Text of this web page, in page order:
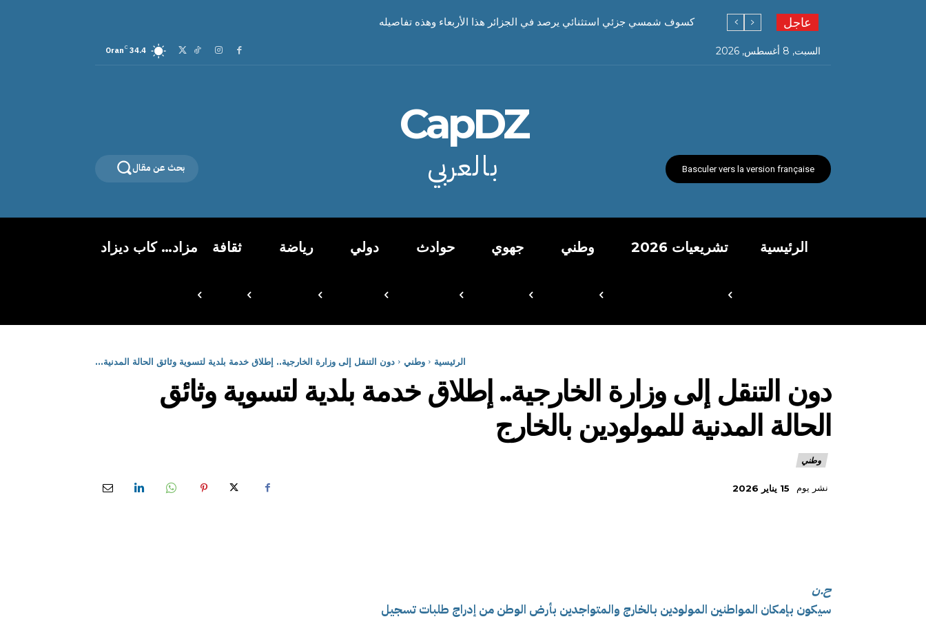
عاجل كسوف شمسي جزئي استثنائي يرصد في الجزائر هذا الأربعاء وهذه تفاصيله
السبت, 8 أغسطس, 2026 34.4
C
Oran
Basculer vers la version française
CapDZ
بالعربي بحث عن مقال
الرئيسية تشريعيات 2026 وطني جهوي حوادث دولي رياضة ثقافة مزاد… كاب ديزاد
الرئيسية وطني دون التنقل إلى وزارة الخارجية.. إطلاق خدمة بلدية لتسوية وثائق الحالة المدنية...
دون التنقل إلى وزارة الخارجية.. إطلاق خدمة بلدية لتسوية وثائق
الحالة المدنية للمولودين بالخارج
وطني
نشر يوم 15 يناير 2026
ح.ن
سيكون بإمكان المواطنين المولودين بالخارج والمتواجدين بأرض الوطن من إدراج طلبات تسجيل